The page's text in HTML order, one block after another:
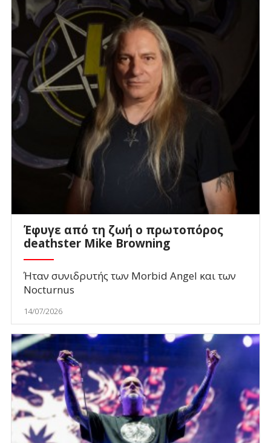
Έφυγε από τη ζωή ο πρωτοπόρος
deathster Mike Browning
Ήταν συνιδρυτής των Morbid Angel και των
Nocturnus
14/07/2026